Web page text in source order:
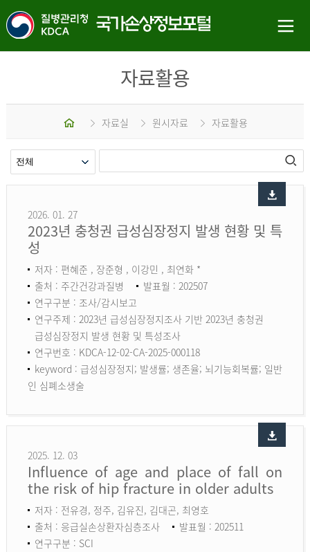
자료활용
홈 자료실 원시자료 자료활용
2026. 01. 27
2023년 충청권 급성심장정지 발생 현황 및 특
성
저자 : 편혜준 , 장준형 , 이강민 , 최연화 *
출처 : 주간건강과질병
발표월 : 202507
연구구분 : 조사/감시보고
연구주제 : 2023년 급성심장정지조사 기반 2023년 충청권
급성심장정지 발생 현황 및 특성조사
연구번호 : KDCA-12-02-CA-2025-000118
keyword : 급성심장정지; 발생률; 생존율; 뇌기능회복률; 일반
인 심폐소생술
2025. 12. 03
Influence of age and place of fall on
the risk of hip fracture in older adults
저자 : 전유경, 정주, 김유진, 김대곤, 최영호
출처 : 응급실손상환자심층조사
발표월 : 202511
연구구분 : SCI